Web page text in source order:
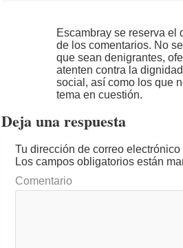
Escambray se reserva el
de los comentarios. No
que sean denigrantes,
atenten contra la
social, así como los que
tema en cuestión.
Deja una respuesta
Tu dirección de correo
Los campos obligatorios están
Comentario